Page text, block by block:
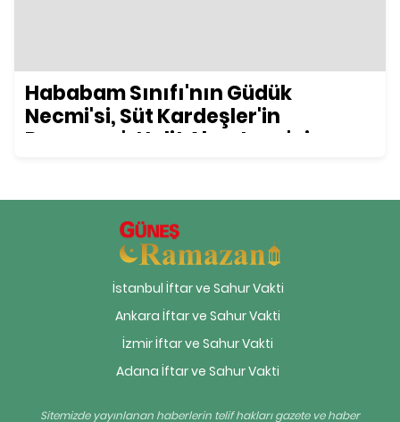
Hababam Sınıfı'nın Güdük
Necmi'si, Süt Kardeşler'in
Ramazan'ı Halit Akçatepe'nin
İstanbul İftar ve Sahur Vakti
Ankara İftar ve Sahur Vakti
İzmir İftar ve Sahur Vakti
Adana İftar ve Sahur Vakti
Sitemizde yayınlanan haberlerin telif hakları gazete ve haber